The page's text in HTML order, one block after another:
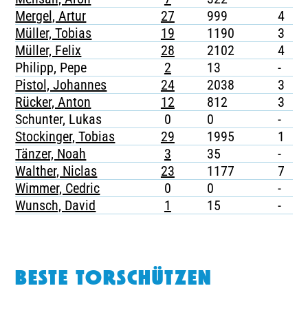
Mergel, Artur
27 999 4
Müller, Tobias
19 1190 3
Müller, Felix
28 2102 4
Philipp, Pepe
2 13 -
Pistol, Johannes
24 2038 3
Rücker, Anton
12 812 3
Schunter, Lukas
0 0 -
Stockinger, Tobias
29 1995 1
Tänzer, Noah
3 35 -
Walther, Niclas
23 1177 7
Wimmer, Cedric
0 0 -
Wunsch, David
1 15 -
BESTE TORSCHÜTZEN